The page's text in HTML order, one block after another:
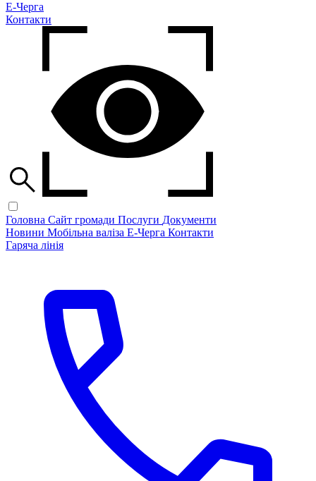
Е-Черга
Контакти
Головна Сайт громади Послуги Документи
Новини Мобільна валіза Е-Черга Контакти
Гаряча лінія